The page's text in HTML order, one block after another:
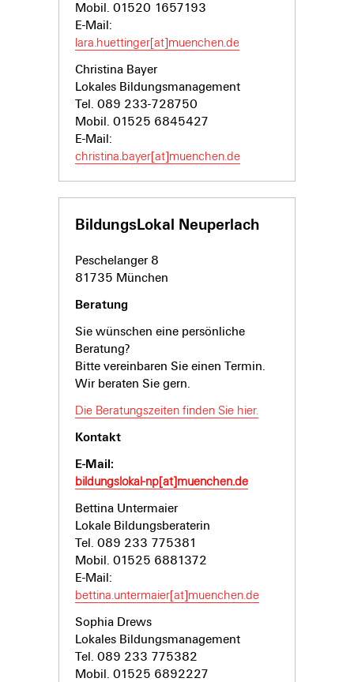
Mobil. 01520 1657193
E-Mail:
lara.huettinger[at]muenchen.de
Christina Bayer
Lokales Bildungsmanagement
Tel. 089 233-728750
Mobil. 01525 6845427
E-Mail:
christina.bayer[at]muenchen.de
BildungsLokal Neuperlach
Peschelanger 8
81735 München
Beratung
Sie wünschen eine persönliche
Beratung?
Bitte vereinbaren Sie einen Termin.
Wir beraten Sie gern.
Die Beratungszeiten finden Sie hier.
Kontakt
E-Mail:
bildungslokal-np[at]muenchen.de
Bettina Untermaier
Lokale Bildungsberaterin
Tel. 089 233 775381
Mobil. 01525 6881372
E-Mail:
bettina.untermaier[at]muenchen.de
Sophia Drews
Lokales Bildungsmanagement
Tel. 089 233 775382
Mobil. 01525 6892227